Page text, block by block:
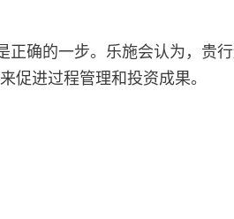
正确的一步。乐施会认为，贵
促进过程管理和投资成果。